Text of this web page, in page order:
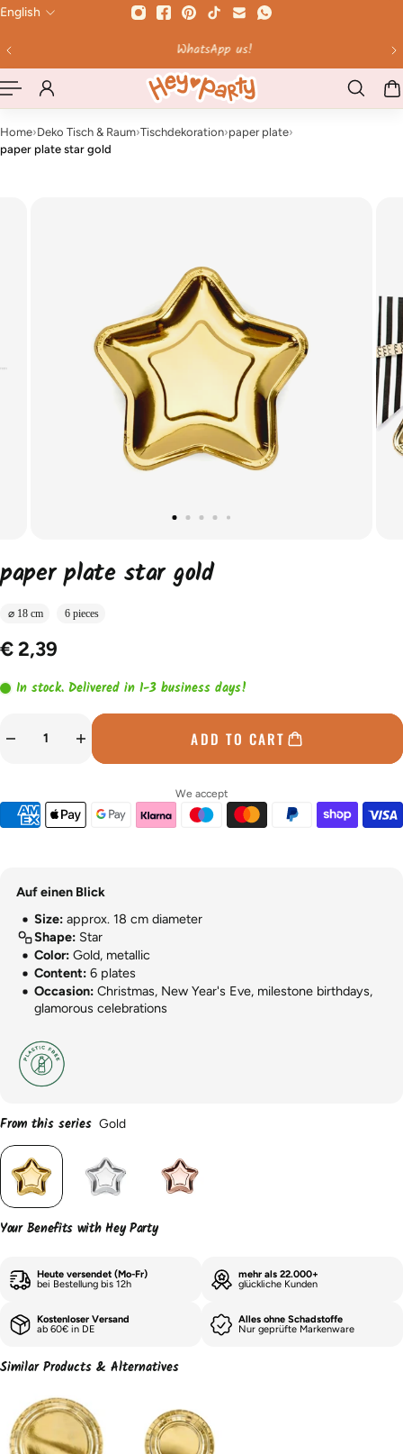
CONTENT
WhatsApp us!
English
Home›Deko Tisch & Raum›Tischdekoration›paper plate›
paper plate star gold
paper plate star gold
⌀ 18 cm 6 pieces
€ 2,39
In stock. Delivered in 1-3 business days!
ADD TO CART
We accept
Auf einen Blick
Size: approx. 18 cm diameter
Shape: Star
Color: Gold, metallic
Content: 6 plates
Occasion: Christmas, New Year's Eve, milestone birthdays,
glamorous celebrations
From this series Gold
Your Benefits with Hey Party
Heute versendet (Mo-Fr)
bei Bestellung bis 12h
mehr als 22.000+
glückliche Kunden
Kostenloser Versand
ab 60€ in DE
Alles ohne Schadstoffe
Nur geprüfte Markenware
Similar Products & Alternatives